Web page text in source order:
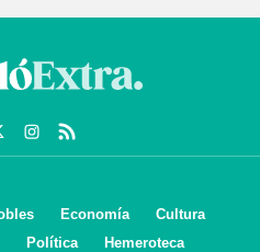
Economía
Cultura
Política Hemeroteca